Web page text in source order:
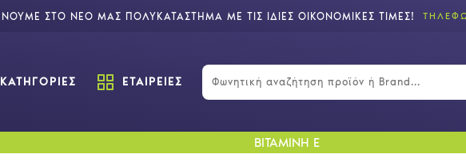
ΣΤΟ ΝΕΟ ΜΑΣ ΠΟΛΥΚΑΤΑΣΤΗΜΑ ΜΕ ΤΙΣ ΙΔΙΕΣ ΟΙΚΟΝΟΜΙΚΕΣ ΤΙΜΕΣ!
ΚΑΤΗΓΟΡΊΕΣ ΕΤΑΙΡΕΙΕΣ
ΒΙΤΑΜΙΝΗ E